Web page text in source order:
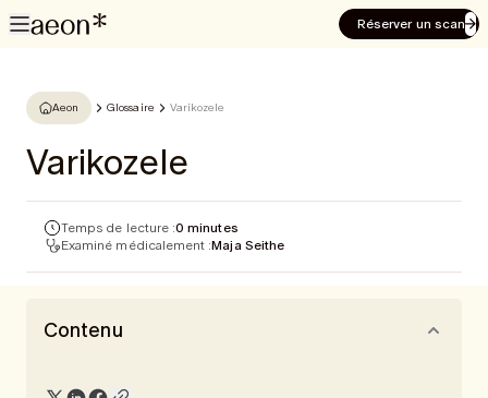
Réserver un scan
Aeon Glossaire Varikozele
Varikozele
Temps de lecture :0 minutes
Examiné médicalement :Maja Seithe
Contenu